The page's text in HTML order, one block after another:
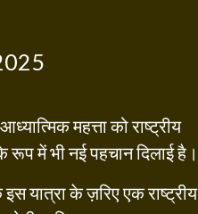
महत्ता को राष्ट्रीय
रूप में भी नई पहचान दिलाई है।
यात्रा के ज़रिए एक राष्ट्रीय